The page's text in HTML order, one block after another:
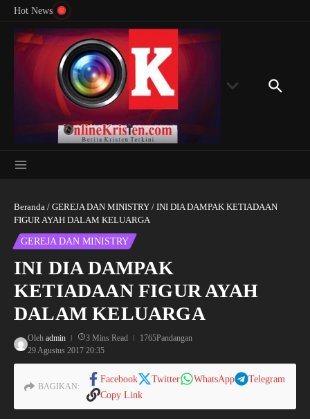
Lewati ke konten
Hot News
Beranda / GEREJA DAN MINISTRY / INI DIA DAMPAK KETIADAAN
FIGUR AYAH DALAM KELUARGA
GEREJA DAN MINISTRY
INI DIA DAMPAK
KETIADAAN FIGUR AYAH
DALAM KELUARGA
Oleh admin 3 Mins Read
1765Pandangan
29 Agustus 2017 20:35
BAGIKAN:
Facebook Twitter WhatsApp
Telegram
Copy Link